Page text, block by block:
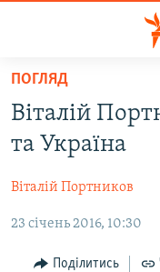
Перейти
основного
матеріалу
до
навігації
Перейти
ВІДЕО ТА ФОТО
ПОЛІТИКА
БЛОГИ
ПОГЛЯД
ПОГЛЯД
Віталій
та Україна
Віталій Портников
23 січень 2016, 10:30
Поділитись